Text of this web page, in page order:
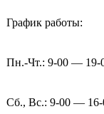
График работы:
Пн.-Чт.: 9-00 — 19-
Сб., Вс.: 9-00 — 16-